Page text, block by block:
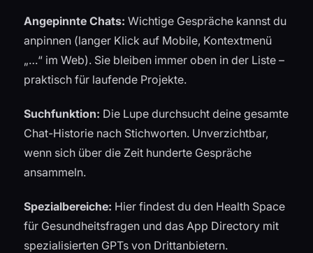
Angepinnte Chats: Wichtige Gespräche kannst du
anpinnen (langer Klick auf Mobile, Kontextmenü
„…“ im Web). Sie bleiben immer oben in der Liste –
praktisch für laufende Projekte.
Suchfunktion: Die Lupe durchsucht deine gesamte
Chat-Historie nach Stichworten. Unverzichtbar,
wenn sich über die Zeit hunderte Gespräche
ansammeln.
Spezialbereiche: Hier findest du den Health Space
für Gesundheitsfragen und das App Directory mit
spezialisierten GPTs von Drittanbietern.